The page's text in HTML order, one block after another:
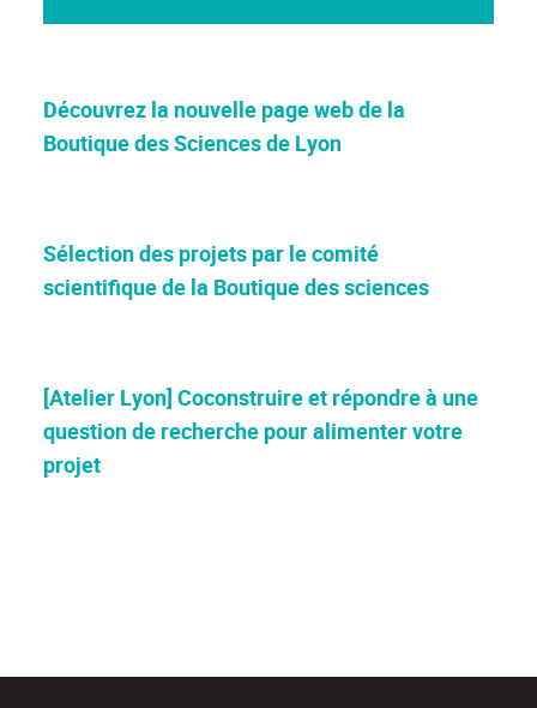
Découvrez la nouvelle page web de la
Boutique des Sciences de Lyon
Sélection des projets par le comité
scientifique de la Boutique des sciences
[Atelier Lyon] Coconstruire et répondre à une
question de recherche pour alimenter votre
projet